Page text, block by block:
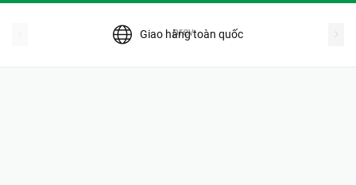
Giao hàng toàn quốc
prev